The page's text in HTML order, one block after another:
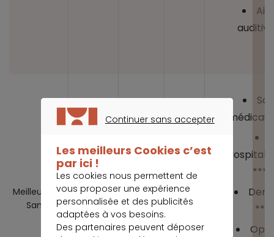
Meilleurtaux
Santé
Formule
6
Essentiel
Santé
Senior
130,01 €
1 560,12
€
****
***
Continuer sans accepter
Les meilleurs Cookies c’est
par ici !
Les cookies nous permettent de
vous proposer une expérience
personnalisée et des publicités
adaptées à vos besoins.
Des partenaires peuvent déposer